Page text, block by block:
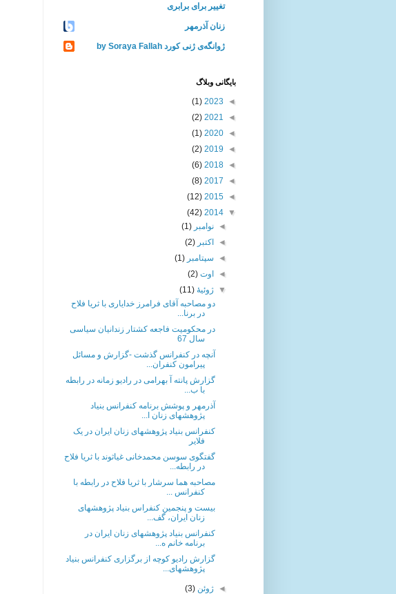
تغییر برای برابری
زنان آذرمهر
ژوانگه‌ی ژنی كورد by Soraya Fallah
بايگانی وبلاگ
◄
2023
(1)
◄
2021
(2)
◄
2020
(1)
◄
2019
(2)
◄
2018
(6)
◄
2017
(8)
◄
2015
(12)
▼
2014
(42)
◄نوامبر(1)
◄اکتبر(2)
◄ سپتامبر(1)
◄اوت(2)
▼ژوئیهٔ(11)
دو مصاحبه آقای فرامرز خدایاری با ثریا فلاح
در برنا...
در محکومیت فاجعه کشتار زندانیان سیاسی
سال 67
آنچه در کنفرانس گذشت -گزارش و مسائل
پیرامون کنفران...
گزارش پانته آ بهرامی در رادیو زمانه در رابطه
با ب...
آذرمهر و پوشش برنامه کنفرانس بنیاد
پژوهشهای زنان ا...
کنفرانس بنیاد پژوهشهای زنان ایران در یک
فلایر
گفتگوی سوسن محمدخانی غیاثوند با ثریا فلاح
در رابطه...
مصاحبه هما سرشار با ثریا فلاح در رابطه با
کنفرانس ...
بیست و پنجمین کنفراس بنیاد پژوهشهای
زنان ایران، گف...
کنفرانس بنیاد پژوهشهای زنان ایران در
برنامه خانم ه...
گزارش رادیو کوچه از برگزاری کنفرانس بنیاد
پژوهشهای...
◄ژوئن(3)